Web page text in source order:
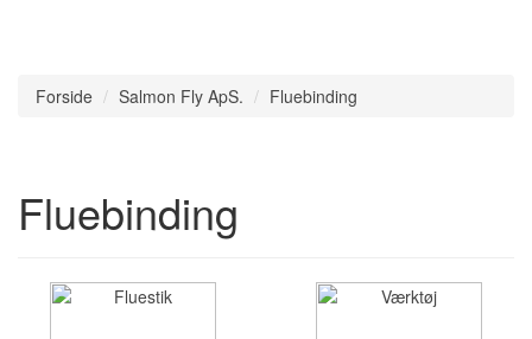
Forside Salmon Fly ApS. Fluebinding
Fluebinding